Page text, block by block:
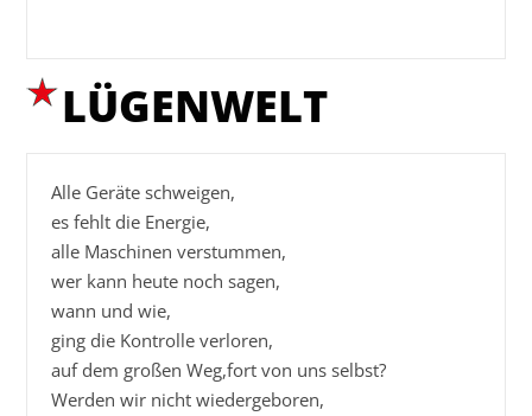
LÜGENWELT
Alle Geräte schweigen,
es fehlt die Energie,
alle Maschinen verstummen,
wer kann heute noch sagen,
wann und wie,
ging die Kontrolle verloren,
auf dem großen Weg,fort von uns selbst?
Werden wir nicht wiedergeboren,